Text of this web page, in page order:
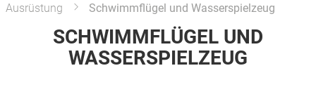
Ausrüstung
Schwimmflügel und Wasserspielzeug
SCHWIMMFLÜGEL UND
WASSERSPIELZEUG